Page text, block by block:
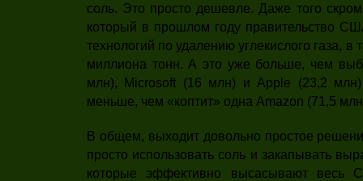
соль. Это просто дешевле. Даже того
который в прошлом году правительство
технологий по удалению углекислого газа, в
миллиона тонн. А это уже больше, чем
млн), Microsoft (16 млн) и Apple (23,2
меньше, чем «коптит» одна Amazon (71,5
В общем, выходит довольно простое
просто использовать соль и закапывать
которые эффективно высасывают весь